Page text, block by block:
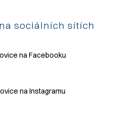
sociálních sítích
na Facebooku
na Instagramu